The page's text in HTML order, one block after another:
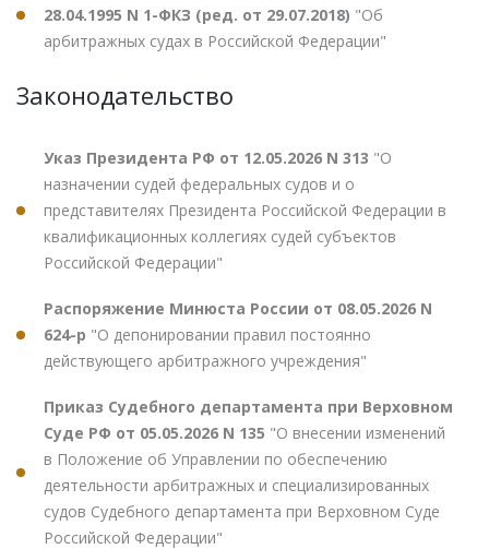
28.04.1995 N 1-ФКЗ (ред. от 29.07.2018) "Об
арбитражных судах в Российской Федерации"
Законодательство
Указ Президента РФ от 12.05.2026 N 313 "О
назначении судей федеральных судов и о
представителях Президента Российской Федерации в
квалификационных коллегиях судей субъектов
Российской Федерации"
Распоряжение Минюста России от 08.05.2026 N
624-р "О депонировании правил постоянно
действующего арбитражного учреждения"
Приказ Судебного департамента при Верховном
Суде РФ от 05.05.2026 N 135 "О внесении изменений
в Положение об Управлении по обеспечению
деятельности арбитражных и специализированных
судов Судебного департамента при Верховном Суде
Российской Федерации"